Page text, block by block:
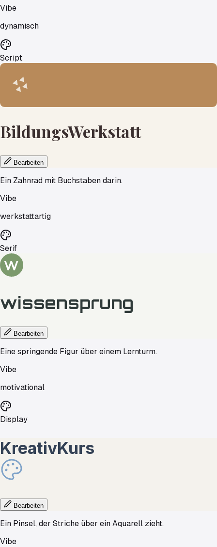
Vibe
dynamisch
Script
BildungsWerkstatt
Bearbeiten
Ein Zahnrad mit Buchstaben darin.
Vibe
werkstattartig
Serif
W
wissensprung
Bearbeiten
Eine springende Figur über einem Lernturm.
Vibe
motivational
Display
KreativKurs
Bearbeiten
Ein Pinsel, der Striche über ein Aquarell zieht.
Vibe